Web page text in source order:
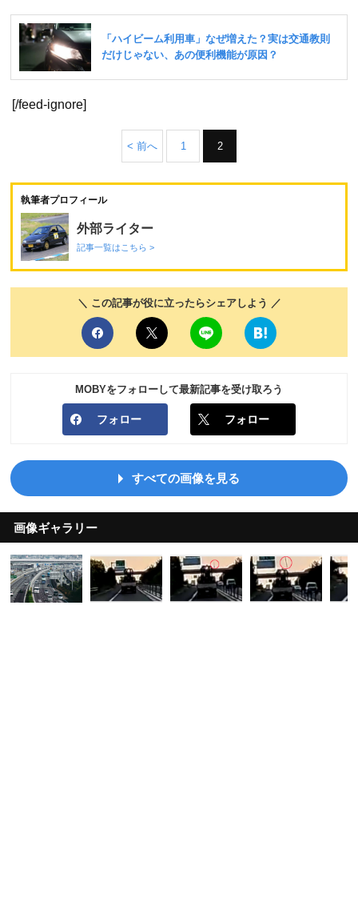
[/feed-ignore]
< 前へ 1 2
執筆者プロフィール
外部ライター
記事一覧はこちら >
＼ この記事が役に立ったらシェアしよう ／
MOBYをフォローして最新記事を受け取ろう
フォロー フォロー
すべての画像を見る
画像ギャラリー